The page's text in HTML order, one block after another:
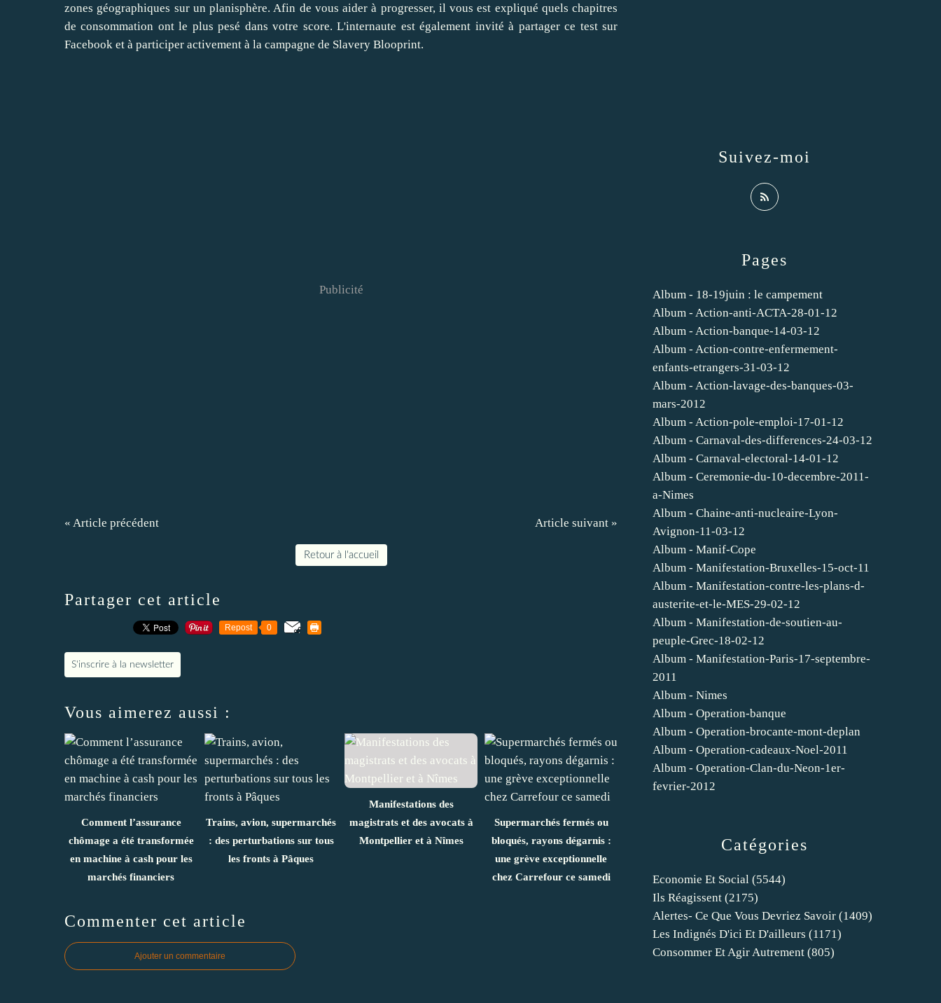
zones géographiques sur un planisphère. Afin de vous aider à progresser, il vous est expliqué quels chapitres
de consommation ont le plus pesé dans votre score. L'internaute est également invité à partager ce test sur
Facebook et à participer activement à la campagne de Slavery Blooprint.
Publicité
« Article précédent Article suivant »
Retour à l'accueil
Partager cet article
Repost 0
S'inscrire à la newsletter
Vous aimerez aussi :
Comment l’assurance
chômage a été transformée
en machine à cash pour les
marchés financiers
Trains, avion, supermarchés
: des perturbations sur tous
les fronts à Pâques
Manifestations des
magistrats et des avocats à
Montpellier et à Nîmes
Supermarchés fermés ou
bloqués, rayons dégarnis :
une grève exceptionnelle
chez Carrefour ce samedi
Commenter cet article
Ajouter un commentaire
Catégories
Economie Et Social (5544)
Ils Réagissent (2175)
Alertes- Ce Que Vous Devriez Savoir (1409)
Les Indignés D'ici Et D'ailleurs (1171)
Consommer Et Agir Autrement (805)
Pages
Album - 18-19juin : le campement
Album - Action-anti-ACTA-28-01-12
Album - Action-banque-14-03-12
Album - Action-contre-enfermement-
enfants-etrangers-31-03-12
Album - Action-lavage-des-banques-03-
mars-2012
Album - Action-pole-emploi-17-01-12
Album - Carnaval-des-differences-24-03-12
Album - Carnaval-electoral-14-01-12
Album - Ceremonie-du-10-decembre-2011-
a-Nimes
Album - Chaine-anti-nucleaire-Lyon-
Avignon-11-03-12
Album - Manif-Cope
Album - Manifestation-Bruxelles-15-oct-11
Album - Manifestation-contre-les-plans-d-
austerite-et-le-MES-29-02-12
Album - Manifestation-de-soutien-au-
peuple-Grec-18-02-12
Album - Manifestation-Paris-17-septembre-
2011
Album - Nimes
Album - Operation-banque
Album - Operation-brocante-mont-deplan
Album - Operation-cadeaux-Noel-2011
Album - Operation-Clan-du-Neon-1er-
fevrier-2012
Suivez-moi